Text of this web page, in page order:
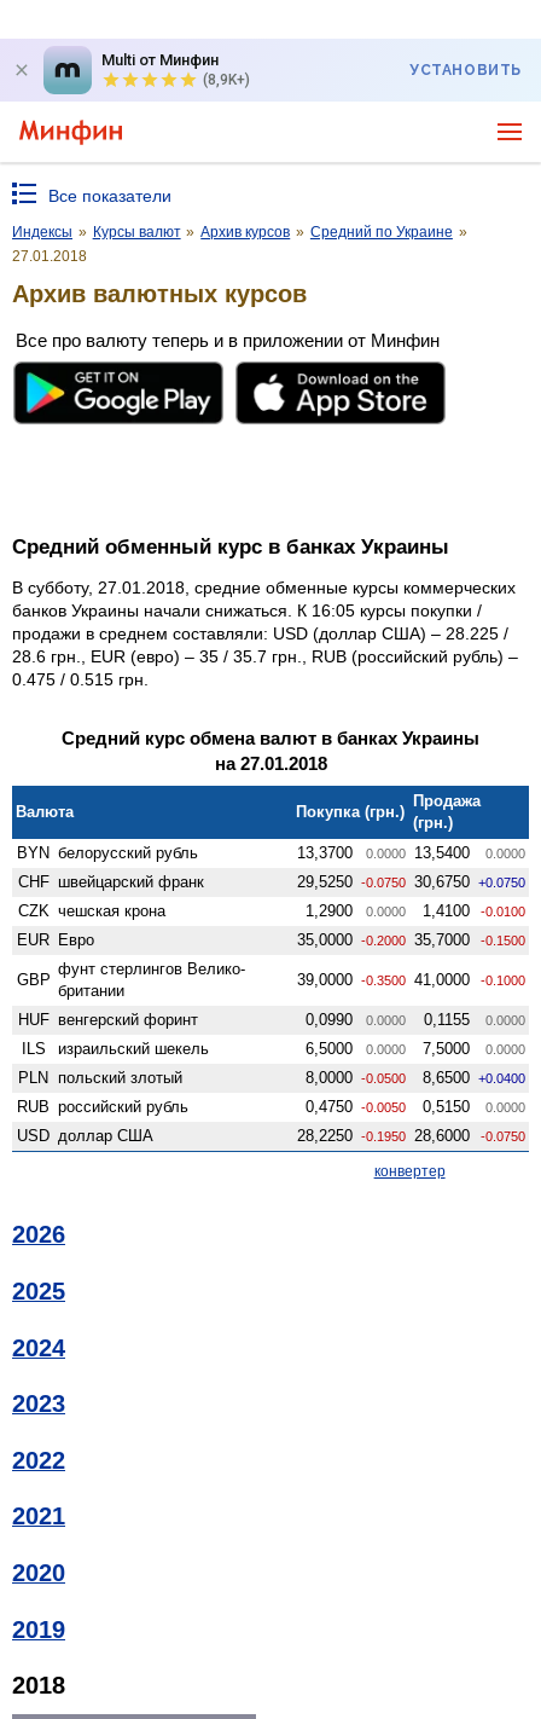
Multi от Минфин
(8,9K+)
УСТАНОВИТЬ
Все показатели
Индексы » Курсы валют » Архив курсов » Средний по Украине »
27.01.2018
Архив валютных курсов
Все про валюту теперь и в приложении от Минфин
Средний обменный курс в банках Украины
В субботу, 27.01.2018, средние обменные курсы коммерческих
банков Украины начали снижаться. К 16:05 курсы покупки /
продажи в среднем составляли: USD (доллар США) – 28.225 /
28.6 грн., EUR (евро) – 35 / 35.7 грн., RUB (российский рубль) –
0.475 / 0.515 грн.
Средний курс обмена валют в банках Украины
на 27.01.2018
Валюта Покупка (грн.)
Продажа
(грн.)
BYN белорусский рубль 13,3700 0.0000 13,5400 0.0000
CHF швейцарский франк 29,5250 -0.0750 30,6750 +0.0750
CZK чешская крона 1,2900 0.0000 1,4100 -0.0100
EUR Евро 35,0000 -0.2000 35,7000 -0.1500
GBP
фунт стерлингов Велико­
британии
39,0000 -0.3500 41,0000 -0.1000
HUF венгерский форинт 0,0990 0.0000 0,1155 0.0000
ILS израильский шекель 6,5000 0.0000 7,5000 0.0000
PLN польский злотый 8,0000 -0.0500 8,6500 +0.0400
RUB российский рубль 0,4750 -0.0050 0,5150 0.0000
USD доллар США 28,2250 -0.1950 28,6000 -0.0750
конвертер
2026
2025
2024
2023
2022
2021
2020
2019
2018